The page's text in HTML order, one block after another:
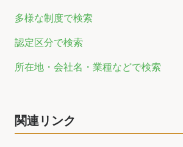
多様な制度で検索
認定区分で検索
所在地・会社名・業種などで検索
関連リンク